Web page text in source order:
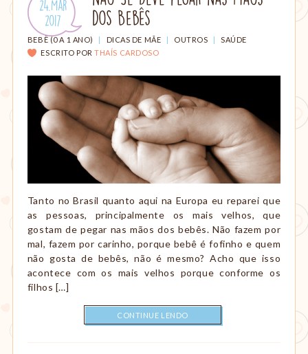
amamentação,
Montessori,
viagem
etc.
Publicado
em:
24.Mar
.
2017
dos Bebês
CATEGORIAS:
BEBÊ (0 A 1 ANO) DICAS DE MÃE OUTROS
SAÚDE
ESCRITO POR THAÍS CARDOSO
Tanto no Brasil quanto aqui na Europa eu reparei que
as pessoas, principalmente os mais velhos, que
gostam de pegar nas mãos dos bebês. Não fazem por
mal, fazem por carinho, porque bebê é fofinho e quem
não gosta de bebês, não é mesmo? Acho que isso
acontece com os mais velhos porque conforme os
filhos […]
CONTINUE LENDO